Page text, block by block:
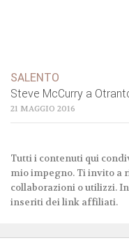
SALENTO
Steve McCurry a
21 MAGGIO 2016
Tutti i contenuti qui
mio impegno. Ti invito a
collaborazioni o utilizzi.
inseriti dei link affiliati.